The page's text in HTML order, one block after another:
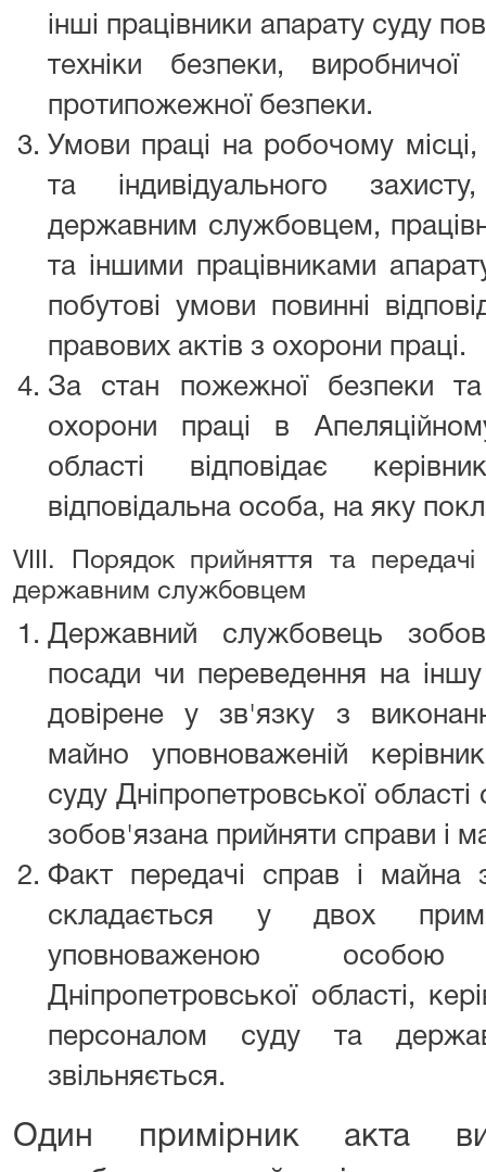
інші працівники апарату суду
техніки безпеки, виробничої
протипожежної безпеки.
Умови праці на робочому місці,
та індивідуального
державним службовцем,
та іншими працівниками
побутові умови повинні
правових актів з охорони праці.
За стан пожежної безпеки та
охорони праці в
області відповідає
відповідальна особа, на яку
VIII. Порядок прийняття та
державним службовцем
Державний службовець
посади чи переведення на
довірене у зв'язку з
майно уповноваженій
суду Дніпропетровської
зобов'язана прийняти справи і
Факт передачі справ і майна
складається у двох
уповноваженою
Дніпропетровської області,
персоналом суду та
звільняється.
Один примірник акта